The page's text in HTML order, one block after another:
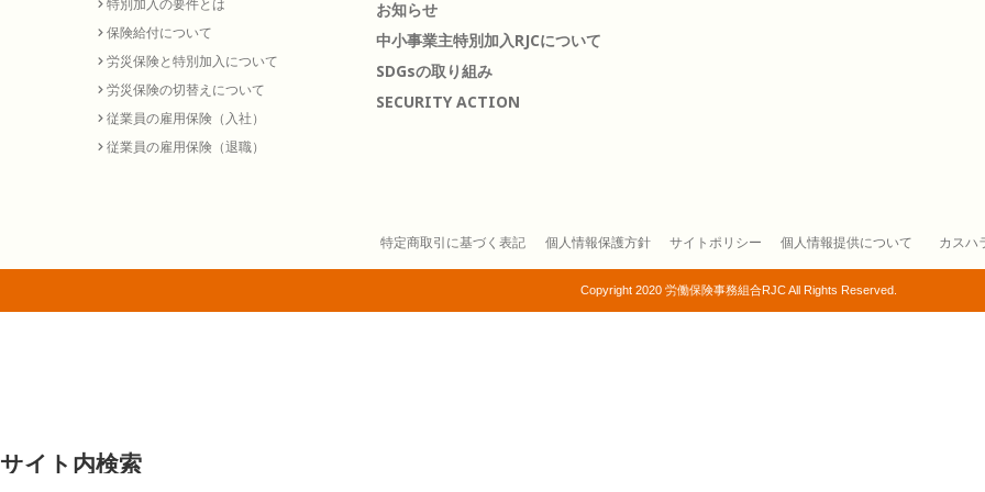
特別加入の要件とは
保険給付について
労災保険と特別加入について
労災保険の切替えについて
従業員の雇用保険（入社）
従業員の雇用保険（退職）
お知らせ
中小事業主特別加入RJCについて
SDGsの取り組み
SECURITY ACTION
特定商取引に基づく表記 個人情報保護方針 サイトポリシー 個人情報提供について カスハ
Copyright 2020 労働保険事務組合RJC All Rights Reserved.
サイト内検索